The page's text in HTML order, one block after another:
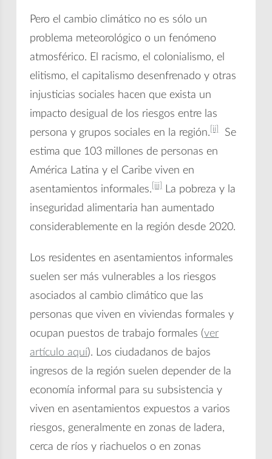
Pero el cambio climático no es sólo un
problema meteorológico o un fenómeno
atmosférico. El racismo, el colonialismo, el
elitismo, el capitalismo desenfrenado y otras
injusticias sociales hacen que exista un
impacto desigual de los riesgos entre las
persona y grupos sociales en la región. [ii] Se
estima que 103 millones de personas en
América Latina y el Caribe viven en
asentamientos informales. [iii] La pobreza y la
inseguridad alimentaria han aumentado
considerablemente en la región desde 2020.
Los residentes en asentamientos informales
suelen ser más vulnerables a los riesgos
asociados al cambio climático que las
personas que viven en viviendas formales y
ocupan puestos de trabajo formales (ver
artículo aquí). Los ciudadanos de bajos
ingresos de la región suelen depender de la
economía informal para su subsistencia y
viven en asentamientos expuestos a varios
riesgos, generalmente en zonas de ladera,
cerca de ríos y riachuelos o en zonas